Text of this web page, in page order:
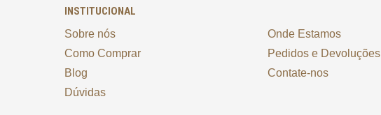
INSTITUCIONAL
Sobre nós
Como Comprar
Blog
Dúvidas
Onde Estamos
Pedidos e Devoluções
Contate-nos